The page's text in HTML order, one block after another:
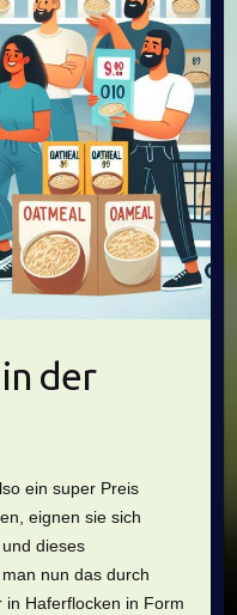
der
ein super Preis
eignen sie sich
dieses
nun das durch
in Haferflocken in Form